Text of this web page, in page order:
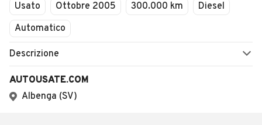
Usato Ottobre 2005 300.000 km
Diesel
Automatico
Descrizione
AUTOUSATE.COM
Albenga (SV)